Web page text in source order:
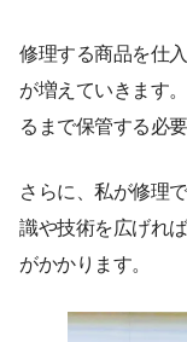
修理する商品を仕
が増えていきます
るまで保管する必
さらに、私が修理
識や技術を広げれ
がかかります。